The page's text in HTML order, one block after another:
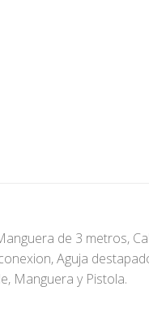
de 3 metros,
Aguja
Manguera y Pistola.